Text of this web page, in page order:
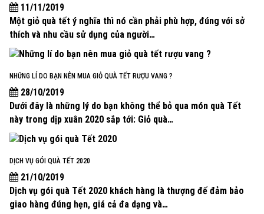
11/11/2019
Một giỏ quà tết ý nghĩa thì nó cần phải phù hợp, đúng với sở
thích và nhu cầu sử dụng của người…
NHỮNG LÍ DO BẠN NÊN MUA GIỎ QUÀ TẾT RƯỢU VANG ?
28/10/2019
Dưới đây là những lý do bạn không thể bỏ qua món quà Tết
này trong dịp xuân 2020 sắp tới: Giỏ quà…
DỊCH VỤ GÓI QUÀ TẾT 2020
21/10/2019
Dịch vụ gói quà Tết 2020 khách hàng là thượng đế đảm bảo
giao hàng đúng hẹn, giá cả đa dạng và…